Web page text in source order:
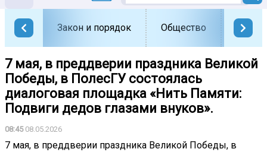
Закон и порядок Общество
7 мая, в преддверии праздника Великой
Победы, в ПолесГУ состоялась
диалоговая площадка «Нить Памяти:
Подвиги дедов глазами внуков».
08:4508.05.2026
7 мая, в преддверии праздника Великой Победы, в